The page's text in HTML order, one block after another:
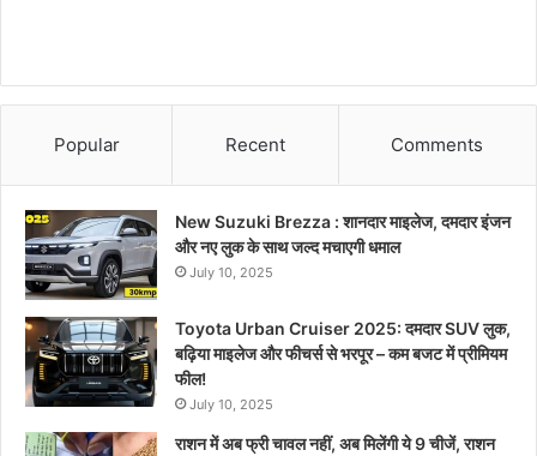
Popular Recent Comments
New Suzuki Brezza : शानदार माइलेज, दमदार इंजन
और नए लुक के साथ जल्द मचाएगी धमाल
July 10, 2025
Toyota Urban Cruiser 2025: दमदार SUV लुक,
बढ़िया माइलेज और फीचर्स से भरपूर – कम बजट में प्रीमियम
फील!
July 10, 2025
राशन में अब फ्री चावल नहीं, अब मिलेंगी ये 9 चीजें, राशन